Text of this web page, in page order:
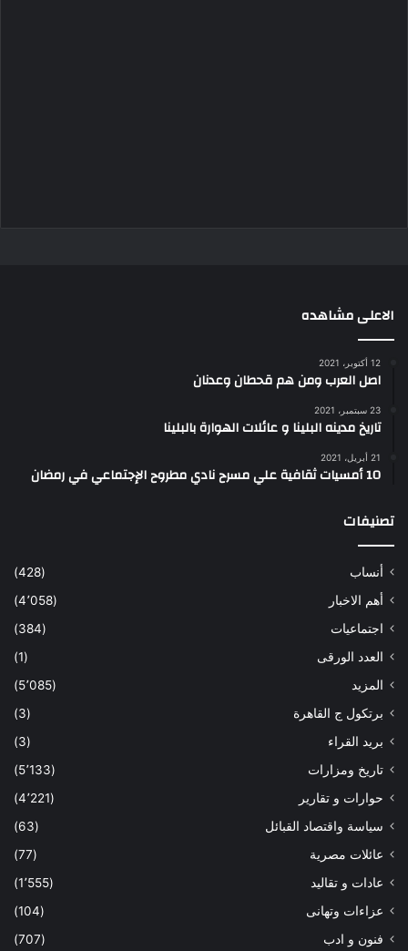
الاعلى مشاهده
12 أكتوبر، 2021
اصل العرب ومن هم قحطان وعدنان
23 سبتمبر، 2021
تاريخ مدينه البلينا و عائلات الهوارة بالبلينا
21 أبريل، 2021
10 أمسيات ثقافية علي مسرح نادي مطروح الإجتماعي في رمضان
تصنيفات
أنساب
(428)
أهم الاخبار
(4٬058)
اجتماعيات
(384)
العدد الورقى
(1)
المزيد
(5٬085)
برتكول ج القاهرة
(3)
بريد القراء
(3)
تاريخ ومزارات
(5٬133)
حوارات و تقارير
(4٬221)
سياسة واقتصاد القبائل
(63)
عائلات مصرية
(77)
عادات و تقاليد
(1٬555)
عزاءات وتهانى
(104)
فنون و ادب
(707)